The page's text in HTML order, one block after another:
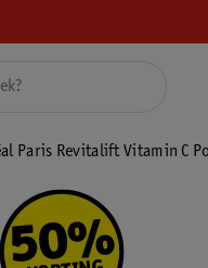
Paris Revitalift Vitamin C